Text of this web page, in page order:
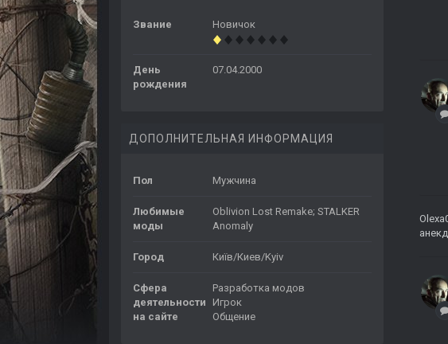
Звание Новичок
День
рождения
07.04.2000
ДОПОЛНИТЕЛЬНАЯ ИНФОРМАЦИЯ
Пол Мужчина
Любимые
моды
Oblivion Lost Remake; STALKER
Anomaly
Город Київ/Киев/Kyiv
Сфера
деятельности
на сайте
Разработка модов
Игрок
Общение